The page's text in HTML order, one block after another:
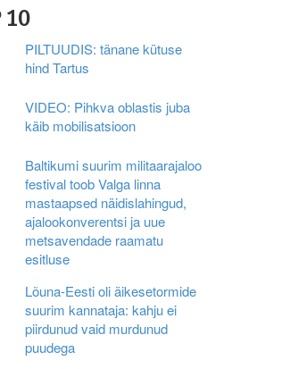
10
PILTUUDIS: tänane kütuse
hind Tartus
VIDEO: Pihkva oblastis juba
käib mobilisatsioon
Baltikumi suurim militaarajaloo
festival toob Valga linna
mastaapsed näidislahingud,
ajalookonverentsi ja uue
metsavendade raamatu
esitluse
Lõuna-Eesti oli äikesetormide
suurim kannataja: kahju ei
piirdunud vaid murdunud
puudega